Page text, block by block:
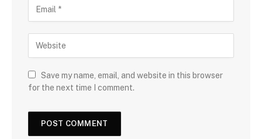
Save my name, email, and website in this browser
for the next time I comment.